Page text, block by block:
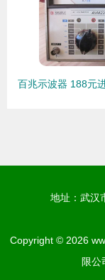
地址：武汉
Copyright © 2026
限公